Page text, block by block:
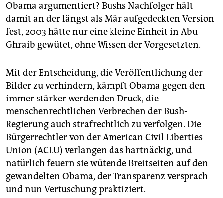
Obama argumentiert? Bushs Nachfolger hält
damit an der längst als Mär aufgedeckten Version
fest, 2003 hätte nur eine kleine Einheit in Abu
Ghraib gewütet, ohne Wissen der Vorgesetzten.
Mit der Entscheidung, die Veröffentlichung der
Bilder zu verhindern, kämpft Obama gegen den
immer stärker werdenden Druck, die
menschenrechtlichen Verbrechen der Bush-
Regierung auch strafrechtlich zu verfolgen. Die
Bürgerrechtler von der American Civil Liberties
Union (ACLU) verlangen das hartnäckig, und
natürlich feuern sie wütende Breitseiten auf den
gewandelten Obama, der Transparenz versprach
und nun Vertuschung praktiziert.